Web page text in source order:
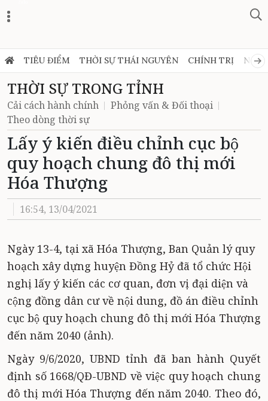
TIÊU ĐIỂM THỜI SỰ THÁI NGUYÊN CHÍNH TRỊ NGHỊ
THỜI SỰ TRONG TỈNH
Cải cách hành chính
Phỏng vấn & Đối thoại
Theo dòng thời sự
Lấy ý kiến điều chỉnh cục bộ
quy hoạch chung đô thị mới
Hóa Thượng
16:54, 13/04/2021
Ngày 13-4, tại xã Hóa Thượng, Ban Quản lý quy
hoạch xây dựng huyện Đồng Hỷ đã tổ chức Hội
nghị lấy ý kiến các cơ quan, đơn vị đại diện và
cộng đồng dân cư về nội dung, đồ án điều chỉnh
cục bộ quy hoạch chung đô thị mới Hóa Thượng
đến năm 2040 (ảnh).
Ngày 9/6/2020, UBND tỉnh đã ban hành Quyết
định số 1668/QĐ-UBND về việc quy hoạch chung
đô thị mới Hóa Thượng đến năm 2040. Theo đó,